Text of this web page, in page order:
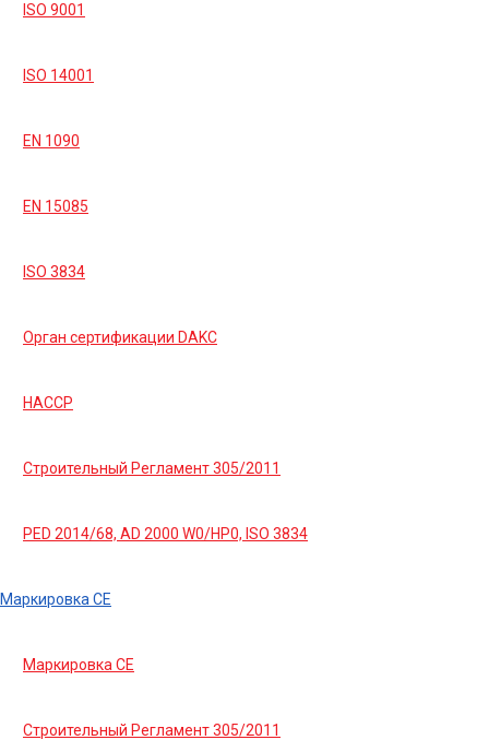
ISO 9001
ISO 14001
EN 1090
EN 15085
ISO 3834
Орган сертификации DAKC
HACCP
Строительный Регламент 305/2011
PED 2014/68, AD 2000 W0/HP0, ISO 3834
Маркировка СЕ
Маркировка СЕ
Строительный Регламент 305/2011